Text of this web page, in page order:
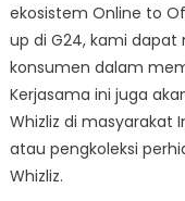
ekosistem Online to
up di G24, kami dapat
konsumen dalam
Kerjasama ini juga
Whizliz di masyarakat
atau pengkoleksi
Whizliz.